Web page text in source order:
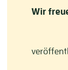
Wir